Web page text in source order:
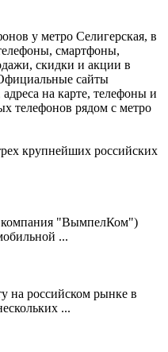
у метро Селигерская, в
смартфоны,
скидки и акции в
сайты
на карте, телефоны и
телефонов рядом с метро
крупнейших российских
компания "ВымпелКом")
...
на российском рынке в
...